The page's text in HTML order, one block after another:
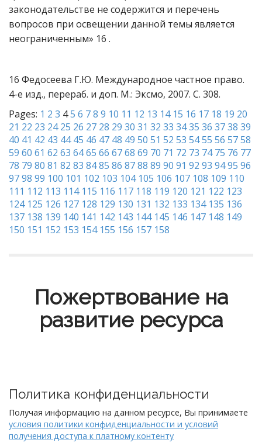
законодательстве не содержится и перечень
вопросов при освещении данной темы является
неограниченным» 16 .
16 Федосеева Г.Ю. Международное частное право.
4-е изд., перераб. и доп. М.: Эксмо, 2007. С. 308.
Pages: 1 2 3 45 6 78 9 10 11 12 13 14 15 16 17 18 19 20
21 22 23 24 25 26 27 28 29 30 31 32 33 3435 36 3738 39
40 41 42 43 44 45 46 47 48 49 50 51 52 53 5455 56 5758
59 60 61 62 63 6465 66 6768 69 70 71 72 73 74 75 76 77
78 79 80 81 82 83 8485 86 8788 89 90 91 92 93 9495 96
9798 99 100 101 102 103 104 105 106 107 108 109 110
111 112 113 114 115 116 117 118 119 120 121 122 123
124 125 126 127 128 129 130 131 132 133 134 135 136
137 138 139 140 141 142 143 144 145 146 147 148 149
150 151 152 153 154 155 156 157 158
Пожертвование на
развитие ресурса
Политика конфиденциальности
Получая информацию на данном ресурсе, Вы принимаете
условия политики конфиденциальности и условий
получения доступа к платному контенту